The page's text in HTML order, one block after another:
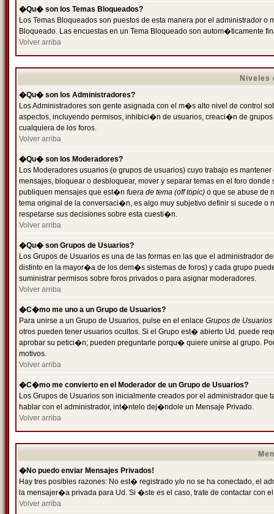
�Qu� son los Temas Bloqueados?
Los Temas Bloqueados son puestos de esta manera por el administrador
Bloqueado. Las encuestas en un Tema Bloqueado son autom�ticamente
Volver arriba
Niveles
�Qu� son los Administradores?
Los Administradores son gente asignada con el m�s alto nivel de control
aspectos, incluyendo permisos, inhibici�n de usuarios, creaci�n de
cualquiera de los foros.
Volver arriba
�Qu� son los Moderadores?
Los Moderadores usuarios (o grupos de usuarios) cuyo trabajo es
mensajes, bloquear o desbloquear, mover y separar temas en el foro
publiquen mensajes que est�n fuera de tema (off topic) o que se abuse de
tema original de la conversaci�n, es algo muy subjetivo definir si sucede
respetarse sus decisiones sobre esta cuesti�n.
Volver arriba
�Qu� son Grupos de Usuarios?
Los Grupos de Usuarios es una de las formas en las que el administrador
distinto en la mayor�a de los dem�s sistemas de foros) y cada grupo
suministrar permisos sobre foros privados o para asignar moderadores.
Volver arriba
�C�mo me uno a un Grupo de Usuarios?
Para unirse a un Grupo de Usuarios, pulse en el enlace Grupos de Usuarios
otros pueden tener usuarios ocultos. Si el Grupo est� abierto Ud. puede
aprobar su petici�n; pueden preguntarle porqu� quiere unirse al grupo.
motivos.
Volver arriba
�C�mo me convierto en el Moderador de un Grupo de Usuarios?
Los Grupos de Usuarios son inicialmente creados por el administrador
hablar con el administrador, int�ntelo dej�ndole un Mensaje Privado.
Volver arriba
�No puedo enviar Mensajes Privados!
Hay tres posibles razones: No est� registrado y/o no se ha conectado, el
la mensajer�a privada para Ud. Si �ste es el caso, trate de contactar con
Volver arriba